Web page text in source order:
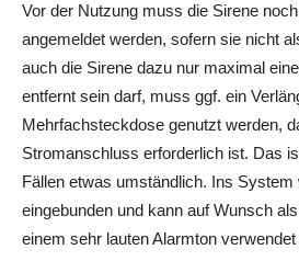
Vor der Nutzung muss die Sirene
angemeldet werden, sofern sie nicht
auch die Sirene dazu nur maximal
entfernt sein darf, muss ggf. ein
Mehrfachsteckdose genutzt werden,
Stromanschluss erforderlich ist. Das
Fällen etwas umständlich. Ins System
eingebunden und kann auf Wunsch
einem sehr lauten Alarmton